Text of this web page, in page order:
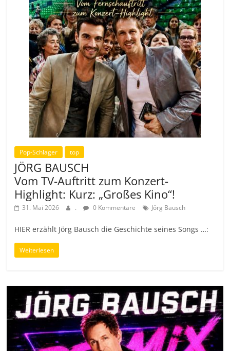
Pop-Schlager top
JÖRG BAUSCH
Vom TV-Auftritt zum Konzert-
Highlight: Kurz: „Großes Kino“!
31. Mai 2026 . 0 Kommentare Jörg Bausch
HIER erzählt Jörg Bausch die Geschichte seines Songs …:
Weiterlesen